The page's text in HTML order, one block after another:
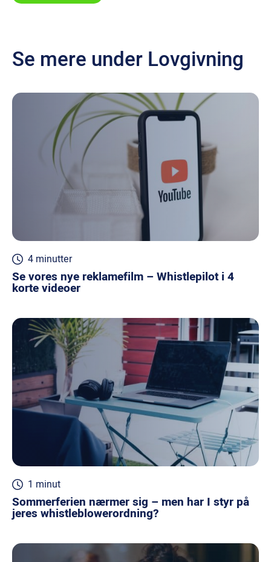
Se mere under Lovgivning
4 minutter
Se vores nye reklamefilm – Whistlepilot i 4
korte videoer
1 minut
Sommerferien nærmer sig – men har I styr på
jeres whistleblowerordning?